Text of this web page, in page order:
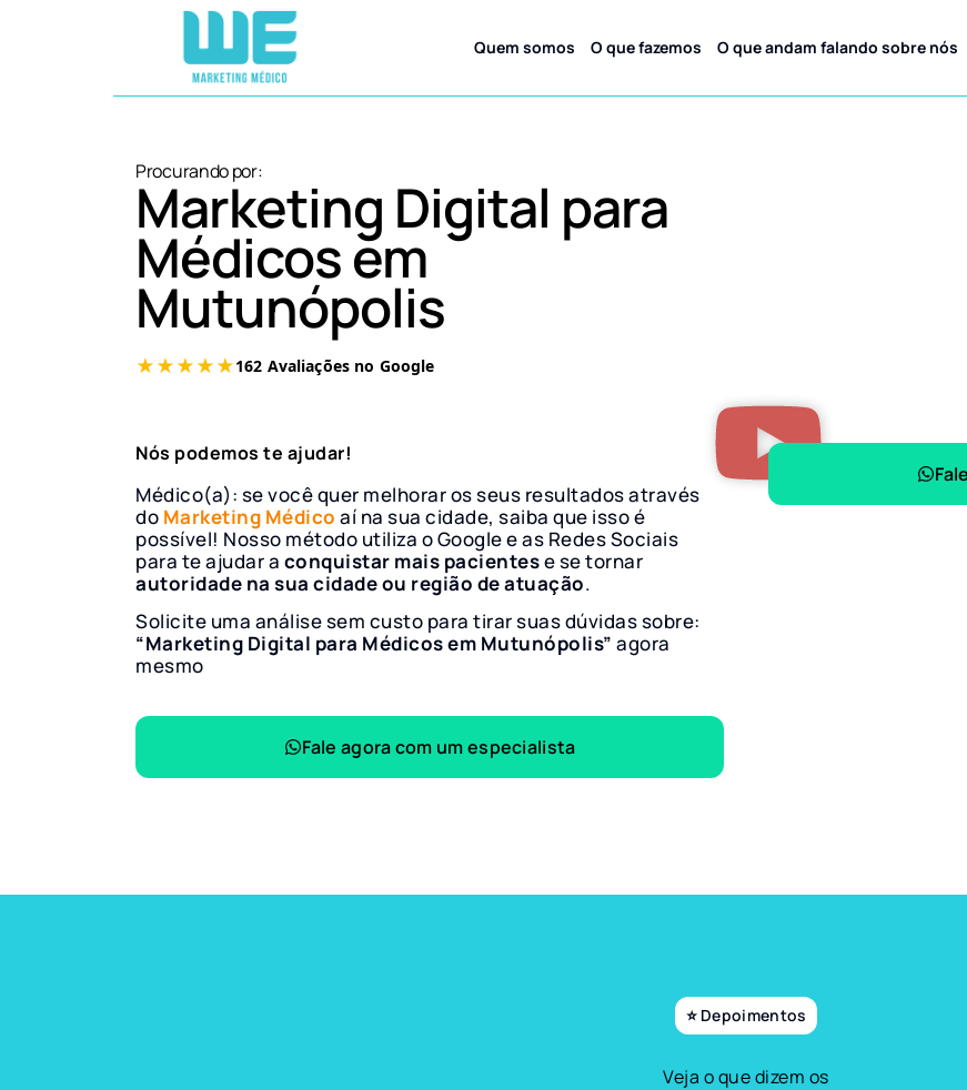
Quem somos O que fazemos O que andam falando sobre nós
Procurando por:
Marketing Digital para
Médicos em
Mutunópolis
Nós podemos te ajudar!
Médico(a): se você quer melhorar os seus resultados através
do Marketing Médico aí na sua cidade, saiba que isso é
possível! Nosso método utiliza o Google e as Redes Sociais
para te ajudar a conquistar mais pacientese se tornar
autoridade na sua cidade ou região de atuação.
Solicite uma análise sem custo para tirar suas dúvidas sobre:
“Marketing Digital para Médicos em Mutunópolis” agora
mesmo
Fale agora com um especialista
⭐ Depoimentos
Veja o que dizem os